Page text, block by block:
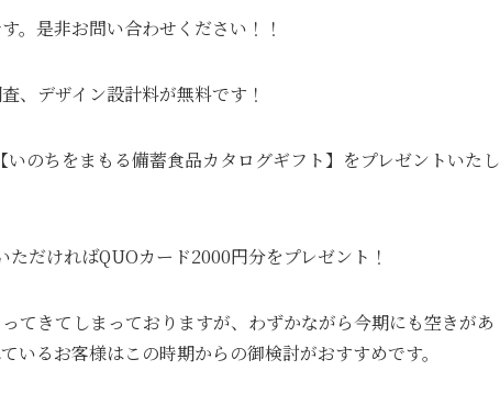
。是非お問い合わせください！！
、デザイン設計料が無料です！
のちをまもる備蓄食品カタログギフト】をプレゼントいたし
だければQUOカード2000円分をプレゼント！
てきてしまっておりますが、わずかながら今期にも空きがあ
いるお客様はこの時期からの御検討がおすすめです。